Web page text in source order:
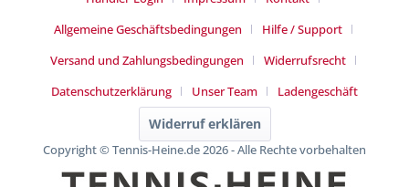
Allgemeine Geschäftsbedingungen
Hilfe / Support
Versand und Zahlungsbedingungen
Widerrufsrecht
Datenschutzerklärung
Unser Team Ladengeschäft
Widerruf erklären
Copyright © Tennis-Heine.de 2026 - Alle Rechte vorbehalten